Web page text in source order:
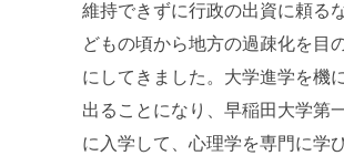
維持できずに行政の出資に頼る
どもの頃から地方の過疎化を目
にしてきました。大学進学を機
出ることになり、早稲田大学第
に入学して、心理学を専門に学